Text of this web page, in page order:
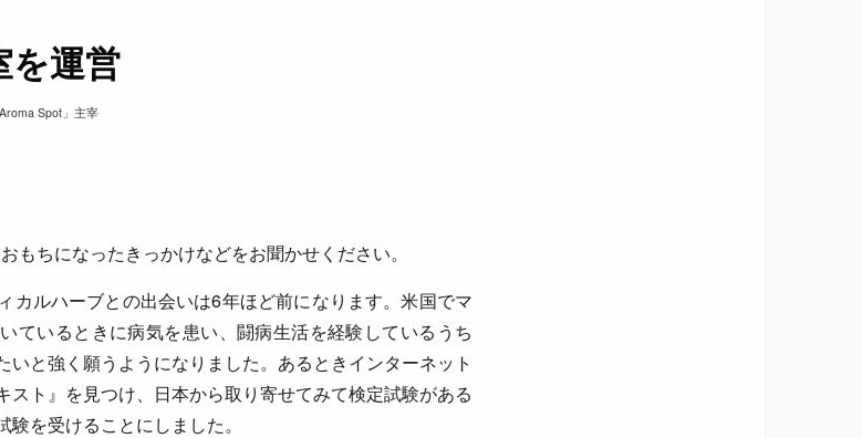
を運営
Spot」主宰
もちになったきっかけなどをお聞かせください。
カルハーブとの出会いは6年ほど前になります。米国でマ
ているときに病気を患い、闘病生活を経験しているうち
いと強く願うようになりました。あるときインターネット
スト』を見つけ、日本から取り寄せてみて検定試験がある
を受けることにしました。